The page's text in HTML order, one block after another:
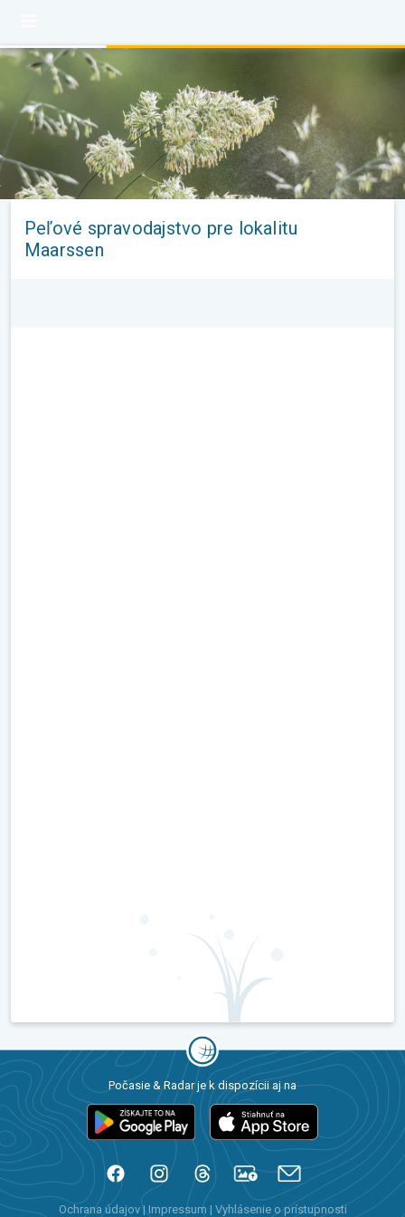
Peľové spravodajstvo pre lokalitu
Maarssen
Počasie & Radar je k dispozícii aj na
Ochrana údajov| Impressum | Vyhlásenie o prístupnosti